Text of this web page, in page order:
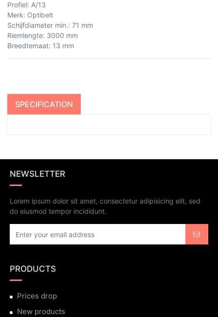
Profiel: A/13
Merk: Optibelt
Schijfdiameter min.: 71 mm
Riemlengte: 3000 mm
Breedtemaat: 13 mm
SPECIFICATION
NEWSLETTER
Lorem ipsum dolor sit amet, consectetur adipisicing elit, sed
do eiusmod tempor incididunt.
PRODUCTS
Prices drop
New products